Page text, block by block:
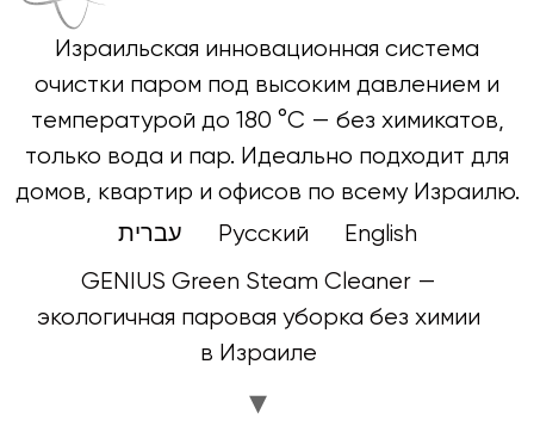
Израильская инновационная система
очистки паром под высоким давлением и
температурой до 180 °C — без химикатов,
только вода и пар. Идеально подходит для
домов, квартир и офисов по всему Израилю.
עברית
Русский
English
GENIUS Green Steam Cleaner —
экологичная паровая уборка без химии
в Израиле